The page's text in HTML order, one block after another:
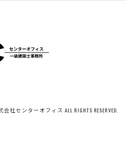
センターオフィス ALL RIGHTS RESERVED.